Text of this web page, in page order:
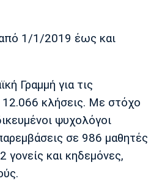
από 1/1/2019 έως και
Γραμμή για τις
12.066 κλήσεις. Με στόχο
ψυχολόγοι
σε 986 μαθητές
γονείς και κηδεμόνες,